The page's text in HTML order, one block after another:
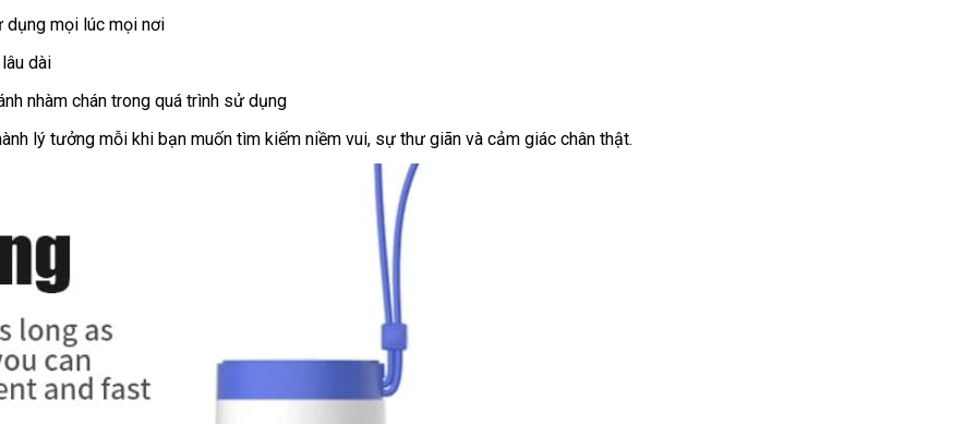
dụng mọi lúc mọi nơi
dài
nhàm chán trong quá trình sử dụng
lý tưởng mỗi khi bạn muốn tìm kiếm niềm vui, sự thư giãn và cảm giác chân thật.